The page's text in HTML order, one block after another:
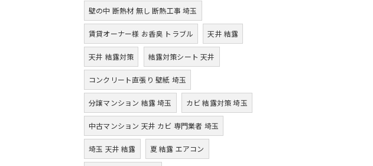
壁の中 断熱材 無し 断熱工事 埼玉
賃貸オーナー様 お香臭 トラブル 天井 結露
天井 結露対策 結露対策シート 天井
コンクリート直張り 壁紙 埼玉
分譲マンション 結露 埼玉 カビ 結露対策 埼玉
中古マンション 天井 カビ 専門業者 埼玉
埼玉 天井 結露 夏 結露 エアコン